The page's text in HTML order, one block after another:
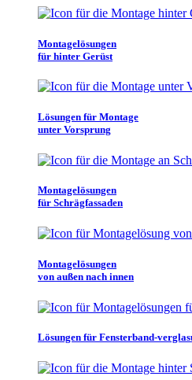
Montagelösungen
für hinter Gerüst
Lösungen für Montage
unter Vorsprung
Montagelösungen
für Schrägfassaden
Montagelösungen
von außen nach innen
Lösungen für Fensterband-